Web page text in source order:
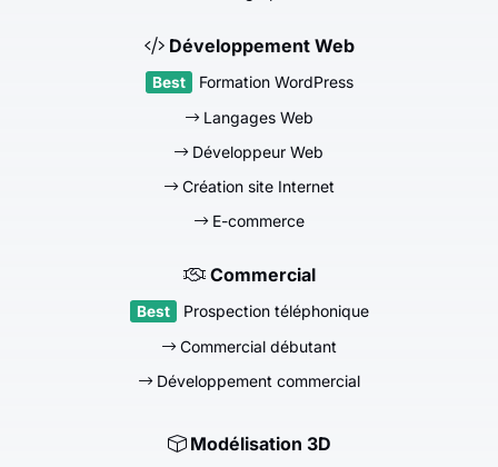
Développement Web
Formation WordPress
Langages Web
Développeur Web
Création site Internet
E-commerce
Commercial
Prospection téléphonique
Commercial débutant
Développement commercial
Modélisation 3D